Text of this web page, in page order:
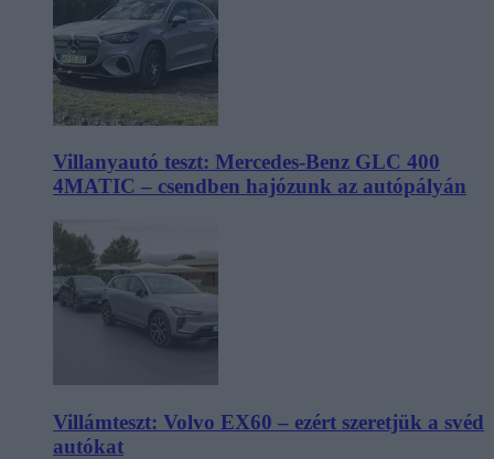
Villanyautó teszt: Mercedes-Benz GLC 400
4MATIC – csendben hajózunk az autópályán
Villámteszt: Volvo EX60 – ezért szeretjük a svéd
autókat